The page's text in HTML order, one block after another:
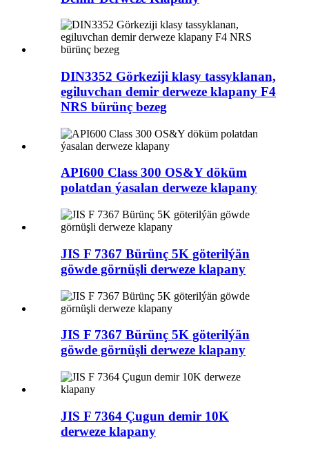
DIN3352 Görkeziji klasy tassyklanan,
egiluvchan demir derweze klapany F4
NRS bürünç bezeg
API600 Class 300 OS&Y döküm
polatdan ýasalan derweze klapany
JIS F 7367 Bürünç 5K göterilýän
göwde görnüşli derweze klapany
JIS F 7367 Bürünç 5K göterilýän
göwde görnüşli derweze klapany
JIS F 7364 Çugun demir 10K
derweze klapany